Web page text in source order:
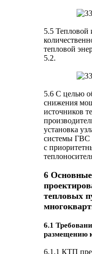
5.5 Тепловой
тепловой
5.2.
5.6 С целью
снижения
источников
установка
системы ГВС
с
6
тепловых
6.1
размещению
6.1.1 КТП